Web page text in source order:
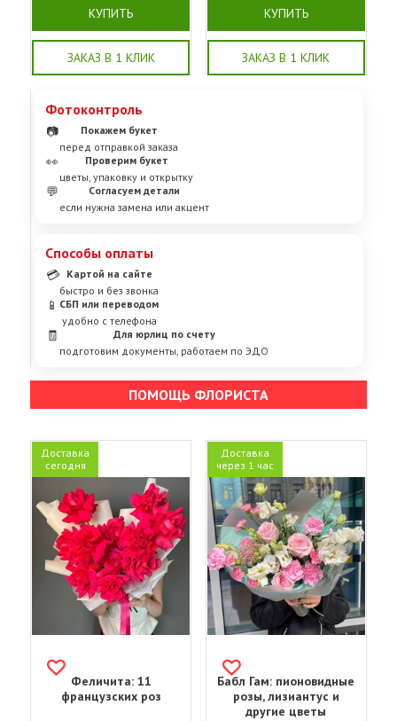
КУПИТЬ
ЗАКАЗ В 1 КЛИК
КУПИТЬ
ЗАКАЗ В 1 КЛИК
Фотоконтроль
📷
Покажем букет
перед отправкой заказа
👀
Проверим букет
цветы, упаковку и открытку
💬
Согласуем детали
если нужна замена или акцент
Способы оплаты
💳
Картой на сайте
быстро и без звонка
📱 СБП или переводом
удобно с телефона
🧾
Для юрлиц по счету
подготовим документы, работаем по ЭДО
ПОМОЩЬ ФЛОРИСТА
Доставка
сегодня
Феличита: 11
французских роз
Доставка
через 1 час
Бабл Гам: пионовидные
розы, лизиантус и
другие цветы